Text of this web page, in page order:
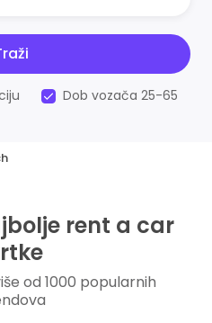
Dob vozača 25-65
rent a car
od 1000 popularnih